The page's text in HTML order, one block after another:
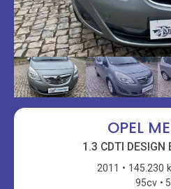
OPEL
1.3 CDTI DESIGN
2011 145.230
95cv